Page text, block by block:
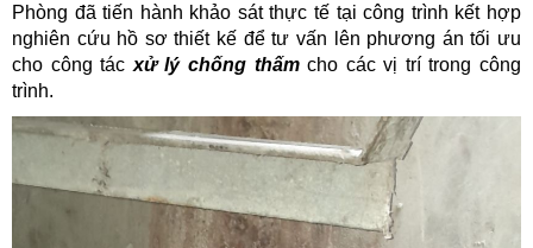
Phòng đã tiến hành khảo sát thực tế tại công trình kết hợp
nghiên cứu hồ sơ thiết kế để tư vấn lên phương án tối ưu
cho công tác xử lý chống thấmcho các vị trí trong công
trình.